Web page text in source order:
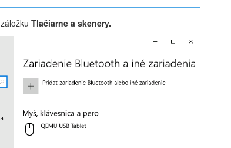
Tlačiarne a skenery.